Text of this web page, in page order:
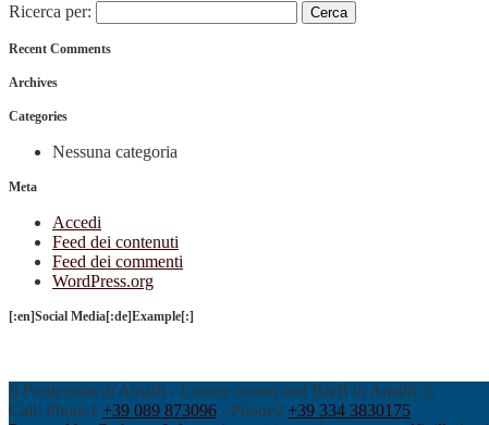
Ricerca per:
Recent Comments
Archives
Categories
Nessuna categoria
Meta
Accedi
Feed dei contenuti
Feed dei commenti
WordPress.org
[:en]Social Media[:de]Example[:]
Il Porticciolo di Amalfi - Luxury rooms and B&B in Amalfi ©
Call: Phone1 +39 089 873096 - Phone2 +39 334 3830175